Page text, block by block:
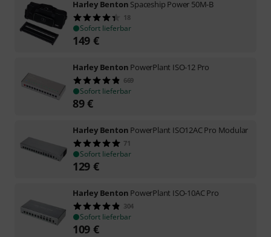
Harley Benton Spaceship Power 50M-B
18
Sofort lieferbar
149 €
Harley Benton PowerPlant ISO-12 Pro
669
Sofort lieferbar
89€
Harley Benton PowerPlant ISO12AC Pro Modular
71
Sofort lieferbar
129 €
Harley Benton PowerPlant ISO-10AC Pro
304
Sofort lieferbar
109 €